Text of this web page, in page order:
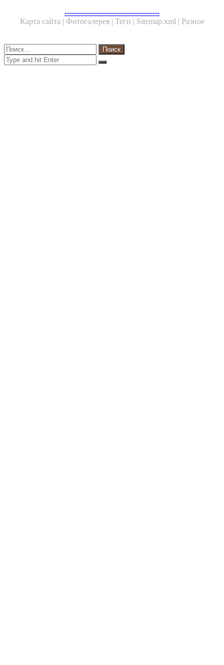
--------------------------------------
Карта сайта | Фотогалерея | Теги | Sitemap.xml | Разное
Close
Найти:
Close
Search